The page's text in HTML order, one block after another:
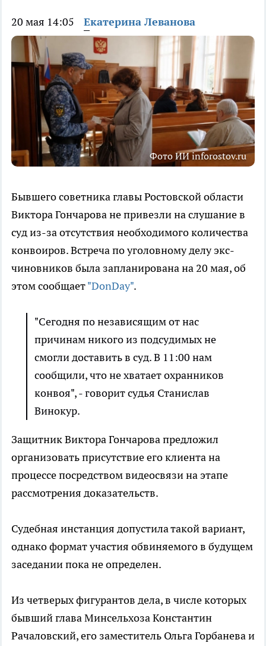
20 мая 14:05 Екатерина Леванова
Фото ИИ inforostov.ru
Бывшего советника главы Ростовской области
Виктора Гончарова не привезли на слушание в
суд из-за отсутствия необходимого количества
конвоиров. Встреча по уголовному делу экс-
чиновников была запланирована на 20 мая, об
этом сообщает"DonDay".
"Сегодня по независящим от нас
причинам никого из подсудимых не
смогли доставить в суд. В 11:00 нам
сообщили, что не хватает охранников
конвоя", - говорит судья Станислав
Винокур.
Защитник Виктора Гончарова предложил
организовать присутствие его клиента на
процессе посредством видеосвязи на этапе
рассмотрения доказательств.
Судебная инстанция допустила такой вариант,
однако формат участия обвиняемого в будущем
заседании пока не определен.
Из четверых фигурантов дела, в числе которых
бывший глава Минсельхоза Константин
Рачаловский, его заместитель Ольга Горбанева и